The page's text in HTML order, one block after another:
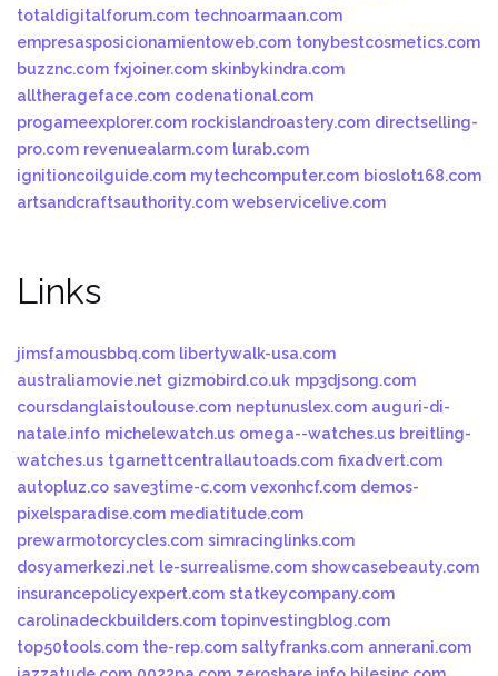
totaldigitalforum.com technoarmaan.com
empresasposicionamientoweb.com tonybestcosmetics.com
buzznc.com fxjoiner.com skinbykindra.com
alltherageface.com codenational.com
progameexplorer.com rockislandroastery.com directselling-
pro.com revenuealarm.com lurab.com
ignitioncoilguide.com mytechcomputer.com bioslot168.com
artsandcraftsauthority.com webservicelive.com
Links
jimsfamousbbq.com libertywalk-usa.com
australiamovie.net gizmobird.co.uk mp3djsong.com
coursdanglaistoulouse.com neptunuslex.com auguri-di-
natale.info michelewatch.us omega--watches.us breitling-
watches.us tgarnettcentrallautoads.com fixadvert.com
autopluz.co save3time-c.com vexonhcf.com demos-
pixelsparadise.com mediatitude.com
prewarmotorcycles.com simracinglinks.com
dosyamerkezi.net le-surrealisme.com showcasebeauty.com
insurancepolicyexpert.com statkeycompany.com
carolinadeckbuilders.com topinvestingblog.com
top50tools.com the-rep.com saltyfranks.com annerani.com